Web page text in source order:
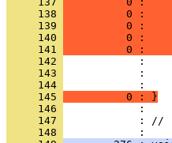
     138
0 :
     139
0 :
     140
0 :
     141
0 :
     142
     143
     144
     145
          0 : }
     146
     147
: //
     148